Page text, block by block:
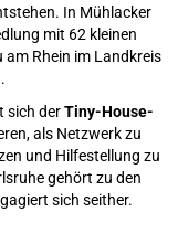
In Mühlacker
mit 62 kleinen
am Rhein im Landkreis
sich derTiny-House-
als Netzwerk zu
und Hilfestellung zu
gehört zu den
sich seither.